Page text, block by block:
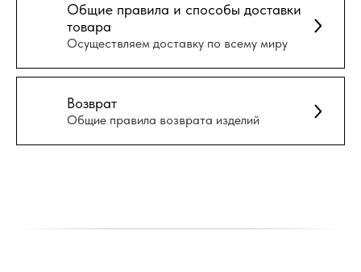
Общие правила и способы доставки
товара
Осуществляем доставку по всему миру
Возврат
Общие правила возврата изделий